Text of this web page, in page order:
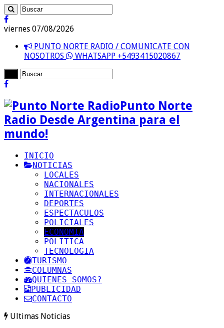
viernes 07/08/2026
PUNTO NORTE RADIO / COMUNICATE CON
NOSOTROS
WHATSAPP +5493415020867
Punto Norte
Radio Desde Argentina para el
mundo!
INICIO
NOTICIAS
LOCALES
NACIONALES
INTERNACIONALES
DEPORTES
ESPECTACULOS
POLICIALES
ECONOMIA
POLITICA
TECNOLOGIA
TURISMO
COLUMNAS
QUIENES SOMOS?
PUBLICIDAD
CONTACTO
Ultimas Noticias